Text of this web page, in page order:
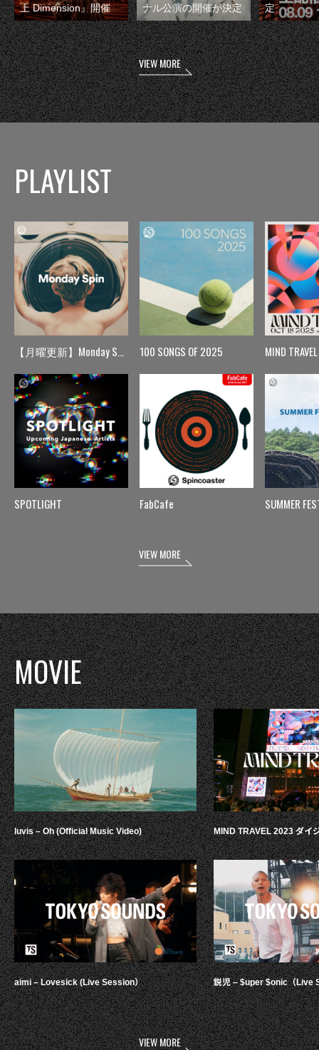
上 Dimension』開催
ナル公演の開催が決定
定
VIEW MORE
PLAYLIST
【月曜更新】Monday Spin
SPOTLIGHT
100 SONGS OF 2025
FabCafe
MIND TRAVEL
SUMMER
VIEW MORE
MOVIE
luvis – Oh (Official Music Video)
aimi – Lovesick (Live Session）
MIND TRAVEL 2023 ダイ
鋭児 – $uper $onic（Live
VIEW MORE